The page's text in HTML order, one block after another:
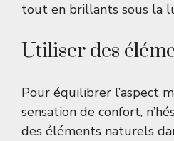
tout en brillants sous la
Utiliser des
Pour équilibrer l’aspect
sensation de confort,
des éléments naturels